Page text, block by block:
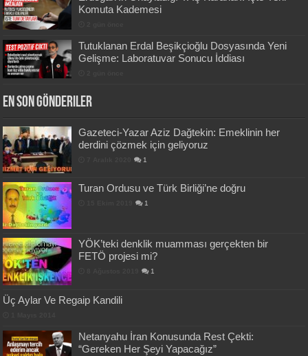
Komuta Kademesi
Tutuklanan Erdal Beşikçioğlu Dosyasında Yeni
Gelişme: Laboratuvar Sonucu İddiası
En Son Gönderiler
Gazeteci-Yazar Aziz Dağtekin: Emeklinin her
derdini çözmek için geliyoruz
1
Turan Ordusu ve Türk Birliği’ne doğru
1
YÖK’teki denklik muamması gerçekten bir
FETÖ projesi mi?
1
Üç Aylar Ve Regaip Kandili
Netanyahu İran Konusunda Rest Çekti:
“Gereken Her Şeyi Yapacağız”